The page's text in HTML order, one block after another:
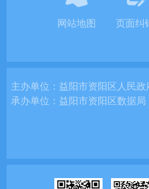
网站地图 页面纠
主办单位：益阳市资阳区人民政
承办单位：益阳市资阳区数据局